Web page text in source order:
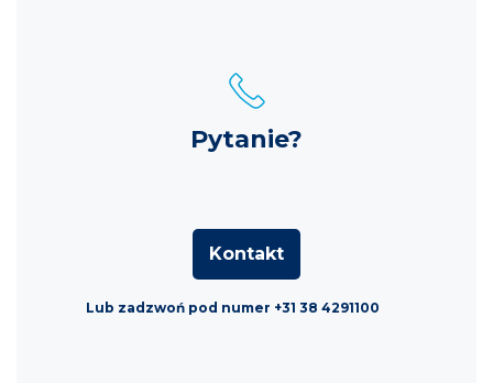
Pytanie?
Kontakt
Lub zadzwoń pod numer +31 38 4291100